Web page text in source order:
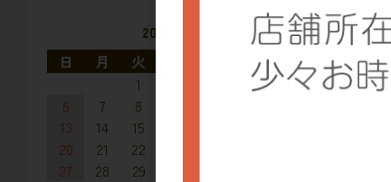
2026年9月
日
月 火
1
4
5
6
7 8
13
14 15
20
21 22
27
28 29